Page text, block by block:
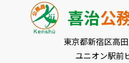
喜治公
東京都新宿区⾼
ユニオン駅前